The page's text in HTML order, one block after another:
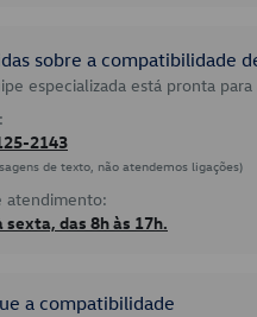
sobre a compatibilidade
especializada está pronta para
2143
de texto, não atendemos ligações)
atendimento:
sexta, das 8h às 17h.
a compatibilidade